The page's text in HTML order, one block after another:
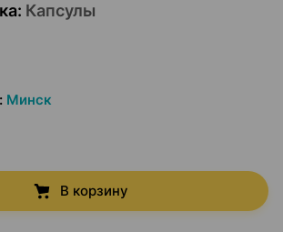
: Капсулы
: Минск
В корзину